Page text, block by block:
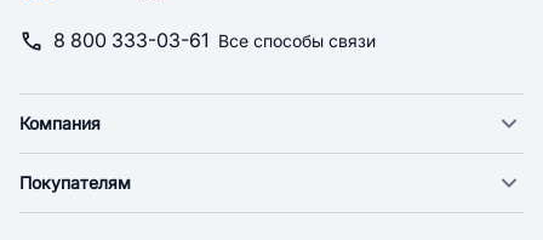
8 800 333-03-61 Все способы связи
Компания
Новости
Покупателям